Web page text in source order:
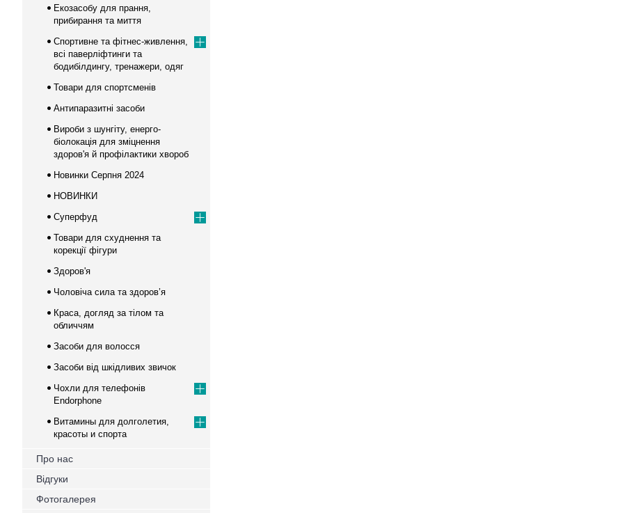
Екозасобу для прання,
прибирання та миття
Спортивне та фітнес-живлення,
всі паверліфтинги та
бодибілдингу, тренажери, одяг
Товари для спортсменів
Антипаразитні засоби
Вироби з шунгіту, енерго-
біолокація для зміцнення
здоров'я й профілактики хвороб
Новинки Серпня 2024
НОВИНКИ
Суперфуд
Товари для схуднення та
корекції фігури
Здоров'я
Чоловіча сила та здоров’я
Краса, догляд за тілом та
обличчям
Засоби для волосся
Засоби від шкідливих звичок
Чохли для телефонів
Endorphone
Витамины для долголетия,
красоты и спорта
Про нас
Відгуки
Фотогалерея